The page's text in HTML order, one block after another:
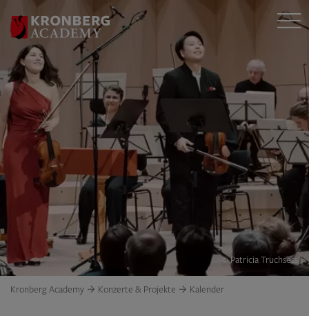
© Patricia Truchsess
Kronberg Academy Konzerte & Projekte Kalender